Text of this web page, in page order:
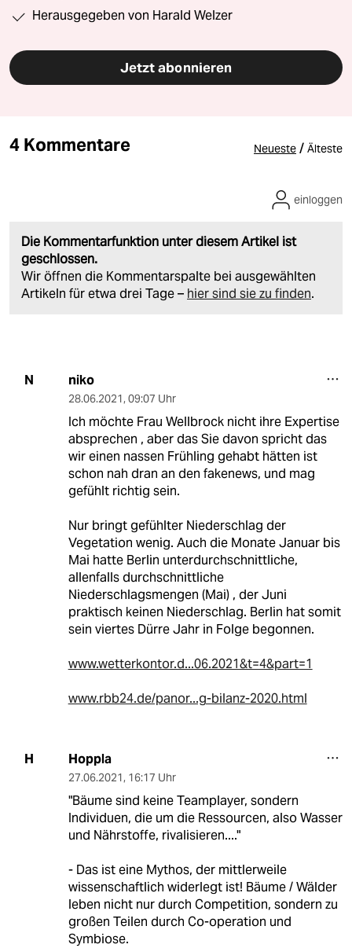
Herausgegeben von Harald Welzer
Jetzt abonnieren
4 Kommentare Neueste / Älteste
Die Kommentarfunktion unter diesem Artikel ist
geschlossen.
Wir öffnen die Kommentarspalte bei ausgewählten
Artikeln für etwa drei Tage – hier sind sie zu finden.
einloggen
N niko
28.06.2021, 09:07 Uhr
Ich möchte Frau Wellbrock nicht ihre Expertise
absprechen , aber das Sie davon spricht das
wir einen nassen Frühling gehabt hätten ist
schon nah dran an den fakenews, und mag
gefühlt richtig sein.
Nur bringt gefühlter Niederschlag der
Vegetation wenig. Auch die Monate Januar bis
Mai hatte Berlin unterdurchschnittliche,
allenfalls durchschnittliche
Niederschlagsmengen (Mai) , der Juni
praktisch keinen Niederschlag. Berlin hat somit
sein viertes Dürre Jahr in Folge begonnen.
www.wetterkontor.d...06.2021&t=4&part=1
www.rbb24.de/panor...g-bilanz-2020.html
H Hoppla
27.06.2021, 16:17 Uhr
"Bäume sind keine Teamplayer, sondern
Individuen, die um die Ressourcen, also Wasser
und Nährstoffe, rivalisieren...."
- Das ist eine Mythos, der mittlerweile
wissenschaftlich widerlegt ist! Bäume / Wälder
leben nicht nur durch Competition, sondern zu
großen Teilen durch Co-operation und
Symbiose.